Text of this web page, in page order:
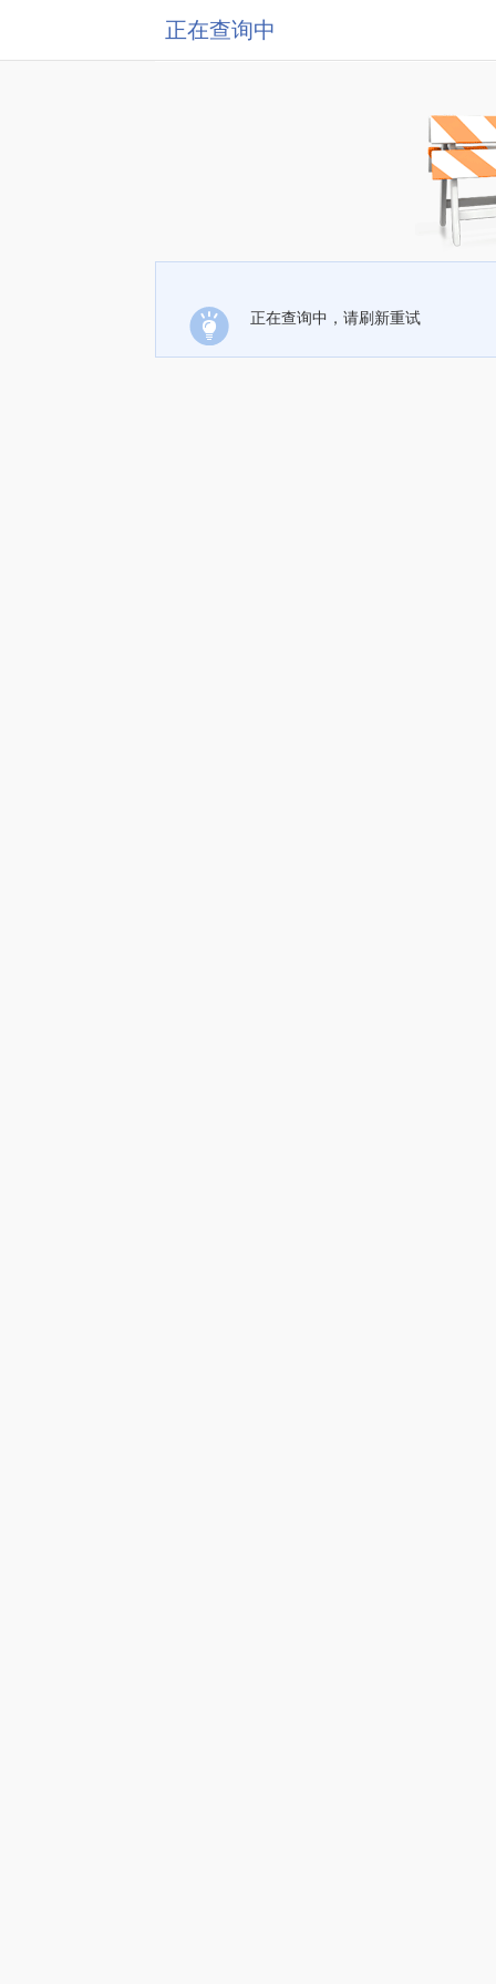
正在查询中
正在查询中，请刷新重试